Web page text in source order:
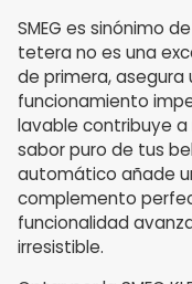
SMEG es sinónimo
tetera no es una
de primera, asegura
funcionamiento
lavable contribuye
sabor puro de tus
automático añade
complemento
funcionalidad
irresistible.